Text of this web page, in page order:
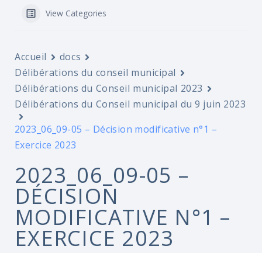
View Categories
Accueil
docs
Délibérations du conseil municipal
Délibérations du Conseil municipal 2023
Délibérations du Conseil municipal du 9 juin 2023
2023_06_09-05 – Décision modificative n°1 –
Exercice 2023
2023_06_09-05 –
DÉCISION
MODIFICATIVE N°1 –
EXERCICE 2023